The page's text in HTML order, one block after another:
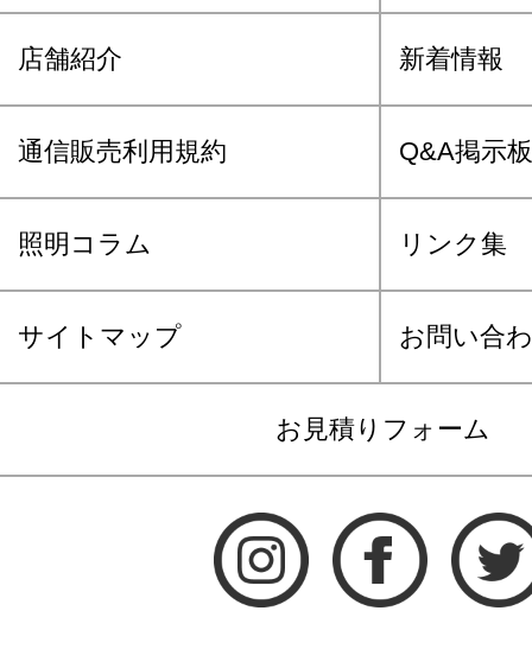
店舗紹介 新着情報
通信販売利用規約 Q&A掲示板
照明コラム リンク集
サイトマップ お問い合
お見積りフォーム